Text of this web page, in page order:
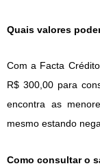
Quais valores
Com a Facta
R$ 300,00 para
encontra as
mesmo estando
Como consultar o